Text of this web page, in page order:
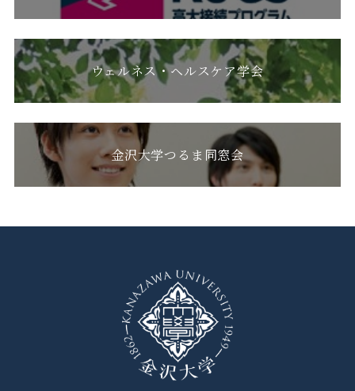
ウェルネス・ヘルスケア学会
金沢大学つるま同窓会